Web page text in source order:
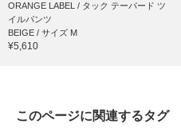
ORANGE LABEL / タック テーパード ツ
イルパンツ
BEIGE / サイズ M
¥5,610
このページに関連するタグ